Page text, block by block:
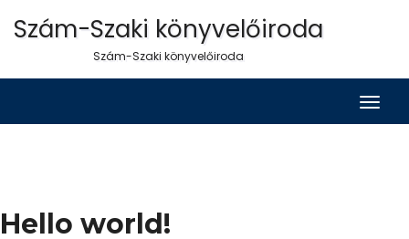
Szám-Szaki könyvelőiroda
Szám-Szaki könyvelőiroda
Hello world!